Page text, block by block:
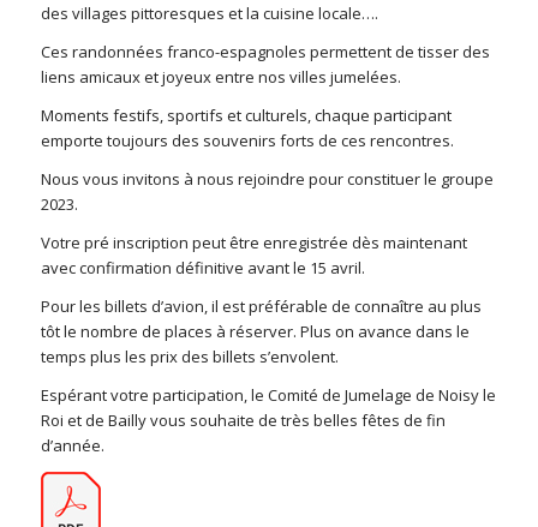
des villages pittoresques et la cuisine locale….
Ces randonnées franco-espagnoles permettent de tisser des
liens amicaux et joyeux entre nos villes jumelées.
Moments festifs, sportifs et culturels, chaque participant
emporte toujours des souvenirs forts de ces rencontres.
Nous vous invitons à nous rejoindre pour constituer le groupe
2023.
Votre pré inscription peut être enregistrée dès maintenant
avec confirmation définitive avant le 15 avril.
Pour les billets d’avion, il est préférable de connaître au plus
tôt le nombre de places à réserver. Plus on avance dans le
temps plus les prix des billets s’envolent.
Espérant votre participation, le Comité de Jumelage de Noisy le
Roi et de Bailly vous souhaite de très belles fêtes de fin
d’année.